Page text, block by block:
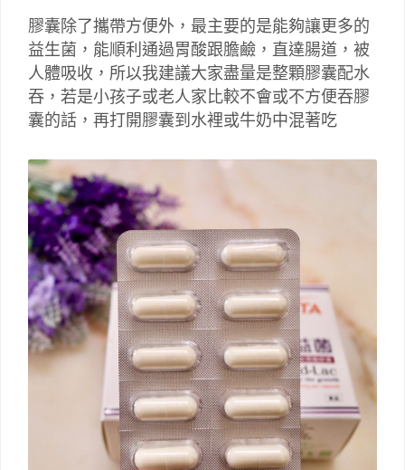
膠囊除了攜帶方便外，最主要的是能夠讓更多的
益生菌，能順利通過胃酸跟膽鹼，直達腸道，被
人體吸收，所以我建議大家盡量是整顆膠囊配水
吞，若是小孩子或老人家比較不會或不方便吞膠
囊的話，再打開膠囊到水裡或牛奶中混著吃